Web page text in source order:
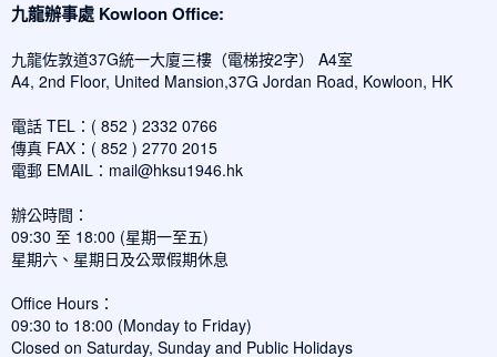
九龍辦事處 Kowloon Office:
九龍佐敦道37G統一大廈三樓（電梯按2字） A4室
A4, 2nd Floor, United Mansion,37G Jordan Road, Kowloon, HK
電話 TEL：( 852 ) 2332 0766
傳真 FAX：( 852 ) 2770 2015
電郵 EMAIL： mail@hksu1946.hk
辦公時間：
09:30 至 18:00 (星期一至五)
星期六、星期日及公眾假期休息
Office Hours：
09:30 to 18:00 (Monday to Friday)
Closed on Saturday, Sunday and Public Holidays